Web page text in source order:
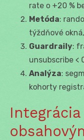
rate o +20 %
Metóda:
týždňové
Guardraily:
unsubscribe <
Analýza:
kohorty
Integrácia